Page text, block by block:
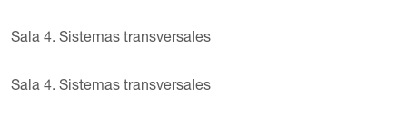
Sala 4. Sistemas transversales
Sala 4. Sistemas transversales